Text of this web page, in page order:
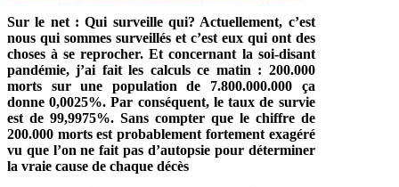
Sur le net : Qui surveille qui? Actuellement, c’est
nous qui sommes surveillés et c’est eux qui ont des
choses à se reprocher. Et concernant la soi-disant
pandémie, j’ai fait les calculs ce matin : 200.000
morts sur une population de 7.800.000.000 ça
donne 0,0025%. Par conséquent, le taux de survie
est de 99,9975%. Sans compter que le chiffre de
200.000 morts est probablement fortement exagéré
vu que l’on ne fait pas d’autopsie pour déterminer
la vraie cause de chaque décès